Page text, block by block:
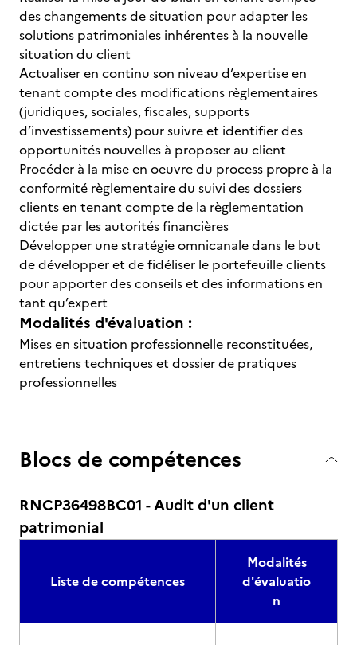
des changements de situation pour adapter les
solutions patrimoniales inhérentes à la nouvelle
situation du client
Actualiser en continu son niveau d’expertise en
tenant compte des modifications règlementaires
(juridiques, sociales, fiscales, supports
d’investissements) pour suivre et identifier des
opportunités nouvelles à proposer au client
Procéder à la mise en oeuvre du process propre à la
conformité règlementaire du suivi des dossiers
clients en tenant compte de la règlementation
dictée par les autorités financières
Développer une stratégie omnicanale dans le but
de développer et de fidéliser le portefeuille clients
pour apporter des conseils et des informations en
tant qu’expert
Modalités d'évaluation :
Mises en situation professionnelle reconstituées,
entretiens techniques et dossier de pratiques
professionnelles
Blocs de compétences
RNCP36498BC01 - Audit d'un client
patrimonial
Liste de compétences
Modalités
d'évaluatio
n